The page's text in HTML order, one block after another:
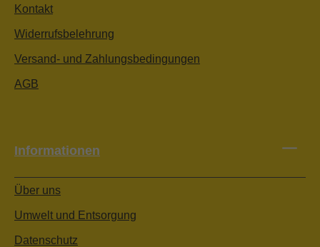
Kontakt
Widerrufsbelehrung
Versand- und Zahlungsbedingungen
AGB
Informationen
Über uns
Umwelt und Entsorgung
Datenschutz